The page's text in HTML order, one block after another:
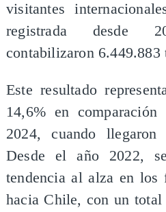
visitantes
registrada desde
contabilizaron 6.449.883
Este resultado
14,6% en
2024, cuando llegaron
Desde el año 2022,
tendencia al alza en los
hacia Chile, con un total